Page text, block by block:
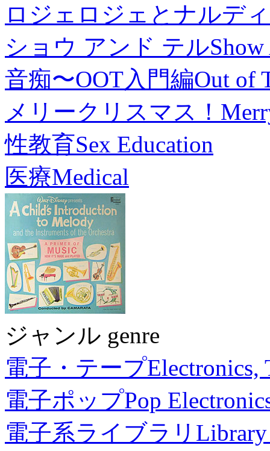
ロジェロジェとナルデ
ショウ アンド テル
音痴〜OOT入門編Out of
メリークリスマス！
性教育Sex Education
医療Medical
ジャンル genre
電子・テープElectronics,
電子ポップPop
電子系ライブラリ